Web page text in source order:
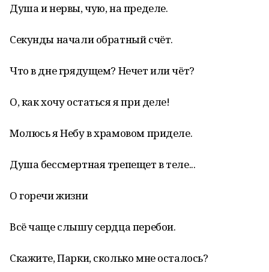
Душа и нервы, чую, на пределе.
Секунды начали обратный счёт.
Что в дне грядущем? Нечет или чёт?
О, как хочу остаться я при деле!
Молюсь я Небу в храмовом приделе.
Душа бессмертная трепещет в теле...
О горечи жизни
Всё чаще слышу сердца перебои.
Скажите, Парки, сколько мне осталось?